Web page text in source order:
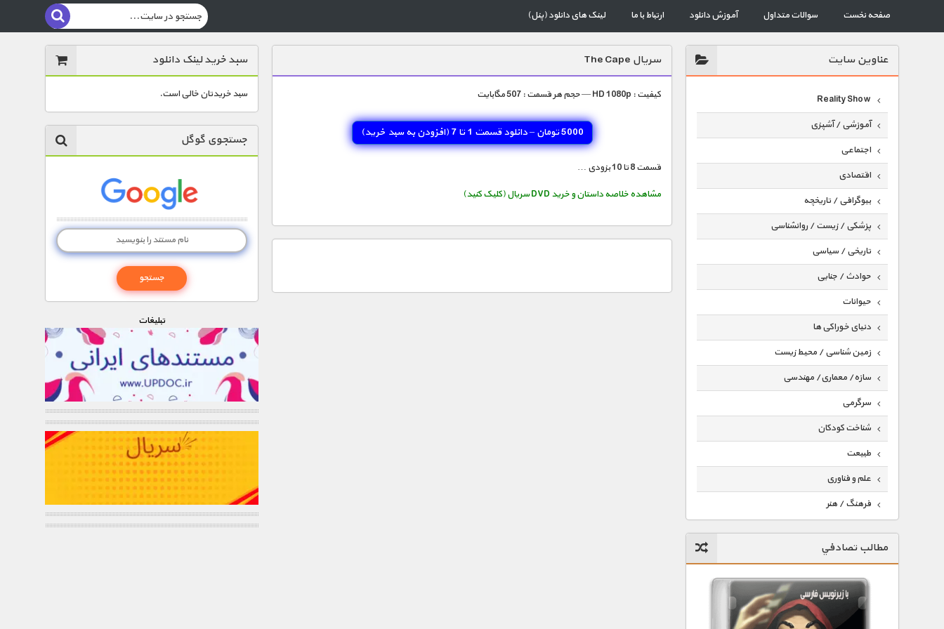
صفحه نخست سوالات متداول آموزش دانلود ارتباط با ما لینک های دانلود (پنل)
عناوين سايت
Reality Show
آموزشی / آشپزی
اجتماعی
اقتصادی
بیوگرافی / تاریخچه
پزشکی / زیست / روانشناسی
تاریخی / سیاسی
حوادث / جنایی
حیوانات
دنیای خوراکی ها
زمین شناسی / محیط زیست
سازه/ معماری/ مهندسی
سرگرمی
شناخت کودکان
طبیعت
علم و فناوری
فرهنگ / هنر
گردشگری
ماورایی
مسابقات / ورزشی
مطالب تصادفي
سریال The Cape
کیفیت : HD 1080p — حجم هر قسمت : 507 مگابایت
5000 تومان – دانلود قسمت 1 تا 7 (افزودن به سبد خريد)
قسمت 8 تا 10 بزودی …
مشاهده خلاصه داستان و خرید DVD سریال (کلیک کنید)
سبد خرید لینک دانلود
سبد خریدتان خالی است.
جستجوی گوگل
تبليغات